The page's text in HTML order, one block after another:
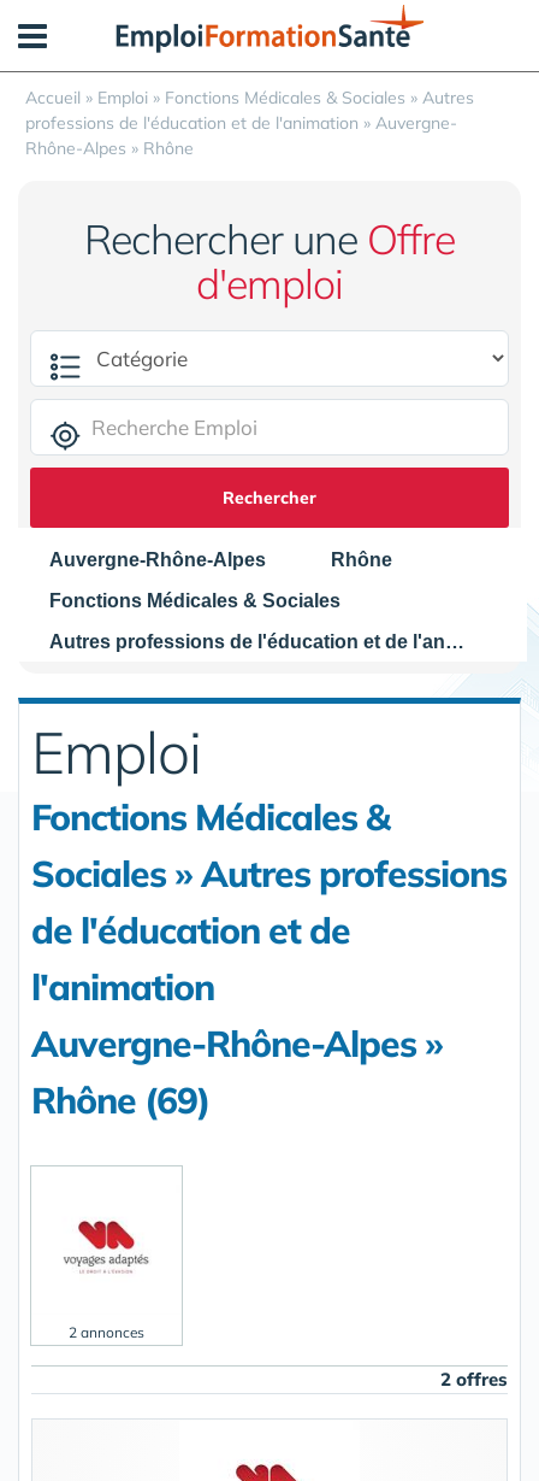
Accueil » Emploi » Fonctions Médicales & Sociales » Autres
professions de l'éducation et de l'animation » Auvergne-
Rhône-Alpes » Rhône
Rechercher une Offre
d'emploi
Rechercher
Auvergne-Rhône-Alpes
Rhône
Fonctions Médicales & Sociales
Autres professions de l'éducation et de l'animation
Emploi
Fonctions Médicales &
Sociales » Autres professions
de l'éducation et de
l'animation
Auvergne-Rhône-Alpes »
Rhône (69)
2 annonces
2 offres